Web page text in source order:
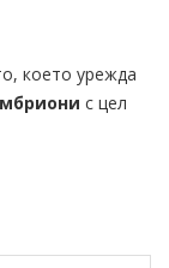
което урежда
с цел